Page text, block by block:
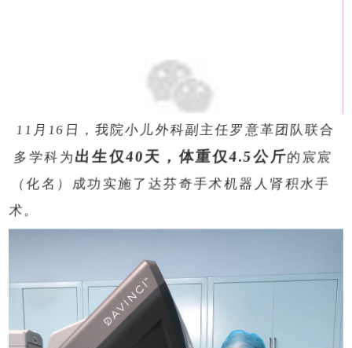
11月16日，我院小儿外科副主任罗意革团队联合
多学科为出生仅40天，体重仅4.5公斤的宸宸
（化名）成功实施了达芬奇手术机器人肾积水手
术。